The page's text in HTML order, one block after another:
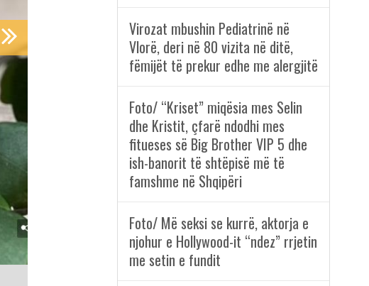
Virozat mbushin Pediatrinë në
Vlorë, deri në 80 vizita në ditë,
fëmijët të prekur edhe me alergjitë
Foto/ “Kriset” miqësia mes Selin
dhe Kristit, çfarë ndodhi mes
fitueses së Big Brother VIP 5 dhe
ish-banorit të shtëpisë më të
famshme në Shqipëri
Foto/ Më seksi se kurrë, aktorja e
njohur e Hollywood-it “ndez” rrjetin
me setin e fundit